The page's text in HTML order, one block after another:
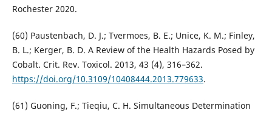
Rochester 2020.
(60) Paustenbach, D. J.; Tvermoes, B. E.; Unice, K. M.; Finley,
B. L.; Kerger, B. D. A Review of the Health Hazards Posed by
Cobalt. Crit. Rev. Toxicol. 2013, 43 (4), 316–362.
https://doi.org/10.3109/10408444.2013.779633.
(61) Guoning, F.; Tieqiu, C. H. Simultaneous Determination